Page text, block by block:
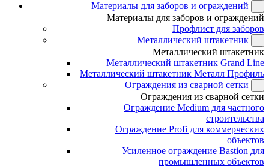
Материалы для заборов и ограждений
Материалы для заборов и ограждений
Профлист для заборов
Металлический штакетник
Металлический штакетник
Металлический штакетник Grand Line
Металлический штакетник Металл Профиль
Ограждения из сварной сетки
Ограждения из сварной сетки
Ограждение Medium для частного
строительства
Ограждение Profi для коммерческих
объектов
Усиленное ограждение Bastion для
промышленных объектов